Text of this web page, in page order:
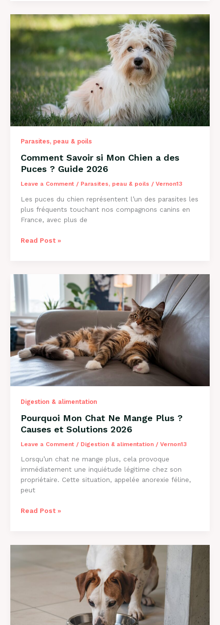
Chien
a
des
?
Guide
Complet
2026
Parasites, peau & poils
Comment Savoir si Mon Chien a des
Puces ? Guide 2026
Leave a Comment / Parasites, peau & poils / Vernon13
Les puces du chien représentent l’un des parasites les
plus fréquents touchant nos compagnons canins en
France, avec plus de
Comment
Puces
?
Guide
2026
Read Post »
Digestion & alimentation
Pourquoi Mon Chat Ne Mange Plus ?
Causes et Solutions 2026
Leave a Comment / Digestion & alimentation/ Vernon13
Lorsqu’un chat ne mange plus, cela provoque
immédiatement une inquiétude légitime chez son
propriétaire. Cette situation, appelée anorexie féline,
peut
Pourquoi
Read Post »